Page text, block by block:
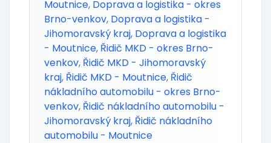
Moutnice, Doprava a logistika - okres
Brno-venkov, Doprava a logistika -
Jihomoravský kraj, Doprava a logistika
- Moutnice, Řidič MKD - okres Brno-
venkov, Řidič MKD - Jihomoravský
kraj, Řidič MKD - Moutnice, Řidič
nákladního automobilu - okres Brno-
venkov, Řidič nákladního automobilu -
Jihomoravský kraj, Řidič nákladního
automobilu - Moutnice